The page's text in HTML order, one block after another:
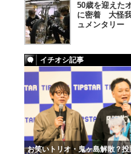
50歳を迎えた
に密着 大怪
ュメンタリー
イチオシ記事
お笑いトリオ・鬼ヶ島解散？